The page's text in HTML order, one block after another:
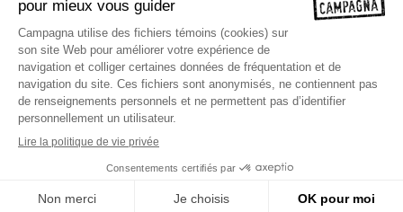
2023 ©Restaurant Campagna, Tous
droits réservés
Photographe: Luisa Gonzalez
Conception web:Zero Un Zero